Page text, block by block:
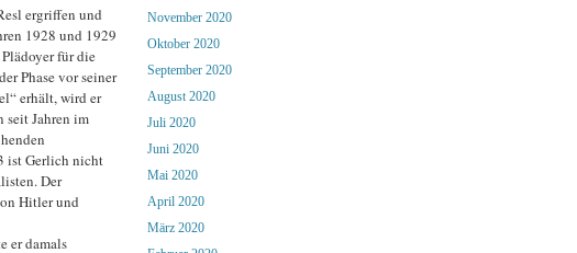
ergriffen und
1928 und 1929
für die
Phase vor seiner
erhält, wird er
seit Jahren im
ist Gerlich nicht
Der
Hitler und
er damals
November 2020
Oktober 2020
September 2020
August 2020
Juli 2020
Juni 2020
Mai 2020
April 2020
März 2020